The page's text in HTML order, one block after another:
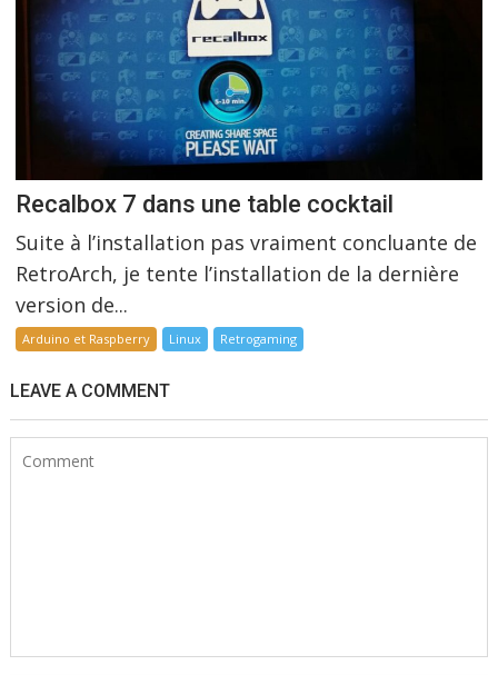
Recalbox 7 dans une table cocktail
Suite à l’installation pas vraiment concluante de
RetroArch, je tente l’installation de la dernière
version de...
Arduino et Raspberry Linux Retrogaming
LEAVE A COMMENT